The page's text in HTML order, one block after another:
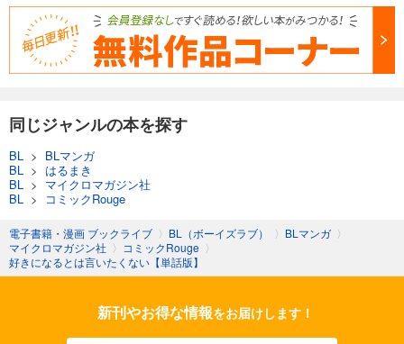
同じジャンルの本を探す
BL > BLマンガ
BL > はるまき
BL > マイクロマガジン社
BL > コミックRouge
電子書籍・漫画 ブックライブ 〉 BL（ボーイズラブ） 〉 BLマンガ 〉
マイクロマガジン社 〉 コミックRouge 〉
好きになるとは言いたくない【単話版】
新刊やお得な情報をお届けします！